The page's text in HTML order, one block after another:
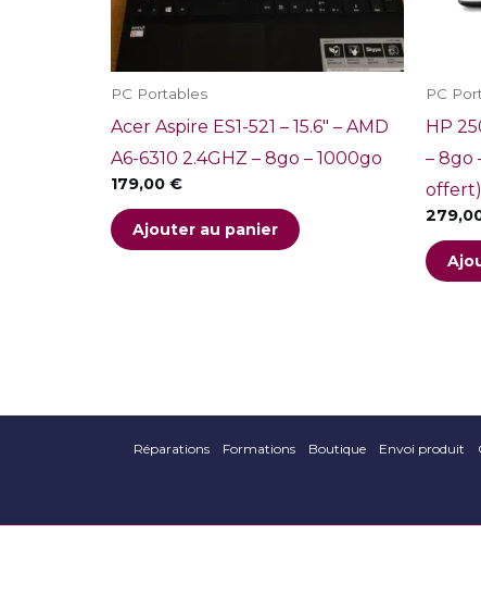
PC Portables
Acer Aspire ES1-521 – 15.6″ – AMD
A6-6310 2.4GHZ – 8go – 1000go
179,00 €
Ajouter au panier
PC
HP
– 8go
offert)
Réparations Formations Boutique Envoi produit